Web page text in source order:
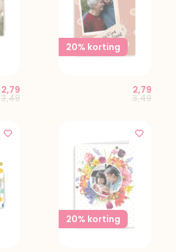
Price reduced from
3,49to
2,79
20% korting
Price
3,49to
2,79
20% korting